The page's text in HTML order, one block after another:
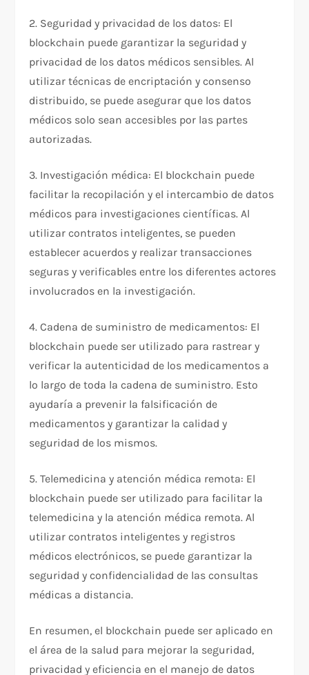
2. Seguridad y privacidad de los datos: El
blockchain puede garantizar la seguridad y
privacidad de los datos médicos sensibles. Al
utilizar técnicas de encriptación y consenso
distribuido, se puede asegurar que los datos
médicos solo sean accesibles por las partes
autorizadas.
3. Investigación médica: El blockchain puede
facilitar la recopilación y el intercambio de datos
médicos para investigaciones científicas. Al
utilizar contratos inteligentes, se pueden
establecer acuerdos y realizar transacciones
seguras y verificables entre los diferentes actores
involucrados en la investigación.
4. Cadena de suministro de medicamentos: El
blockchain puede ser utilizado para rastrear y
verificar la autenticidad de los medicamentos a
lo largo de toda la cadena de suministro. Esto
ayudaría a prevenir la falsificación de
medicamentos y garantizar la calidad y
seguridad de los mismos.
5. Telemedicina y atención médica remota: El
blockchain puede ser utilizado para facilitar la
telemedicina y la atención médica remota. Al
utilizar contratos inteligentes y registros
médicos electrónicos, se puede garantizar la
seguridad y confidencialidad de las consultas
médicas a distancia.
En resumen, el blockchain puede ser aplicado en
el área de la salud para mejorar la seguridad,
privacidad y eficiencia en el manejo de datos